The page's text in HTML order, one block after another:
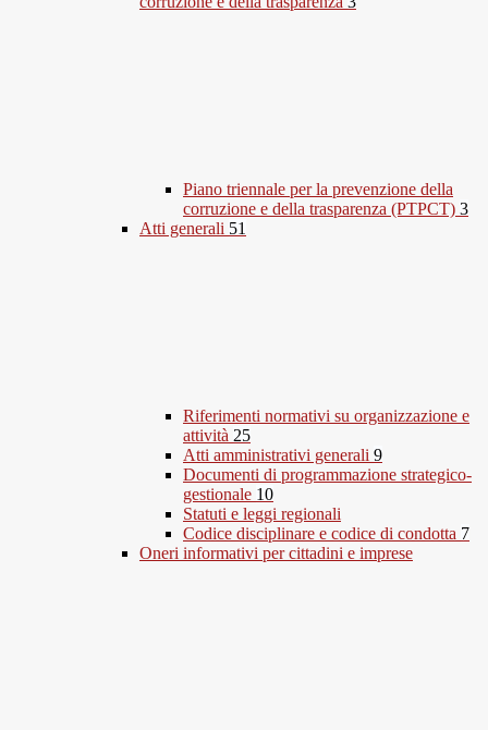
Piano triennale per la prevenzione della
corruzione e della trasparenza (PTPCT) 3
Atti generali 51
Riferimenti normativi su organizzazione e
attività 25
Atti amministrativi generali 9
Documenti di programmazione strategico-
gestionale 10
Statuti e leggi regionali
Codice disciplinare e codice di condotta 7
Oneri informativi per cittadini e imprese